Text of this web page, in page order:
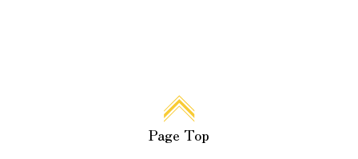
探究プログラムの実践
Page Top